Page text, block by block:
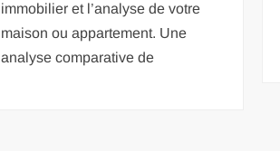
immobilier et l’analyse de votre
maison ou appartement. Une
analyse comparative de